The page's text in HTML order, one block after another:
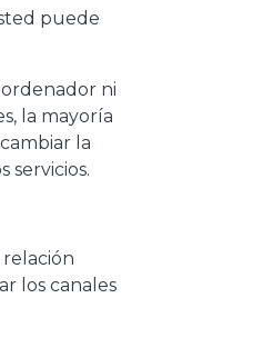
puede
ni
la mayoría
la
servicios.
los canales